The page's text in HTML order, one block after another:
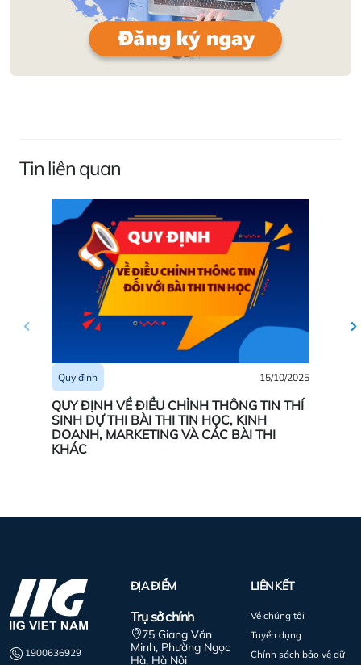
Tin liên quan
Quy định 15/10/2025
QUY ĐỊNH VỀ ĐIỀU CHỈNH THÔNG TIN THÍ
SINH DỰ THI BÀI THI TIN HỌC, KINH
DOANH, MARKETING VÀ CÁC BÀI THI
KHÁC
1900636929
ĐỊA ĐIỂM
Trụ sở chính
75 Giang Văn
Minh, Phường Ngọc
Hà, Hà Nội
LIÊN KẾT
Về chúng tôi
Tuyển dụng
Chính sách bảo vệ dữ